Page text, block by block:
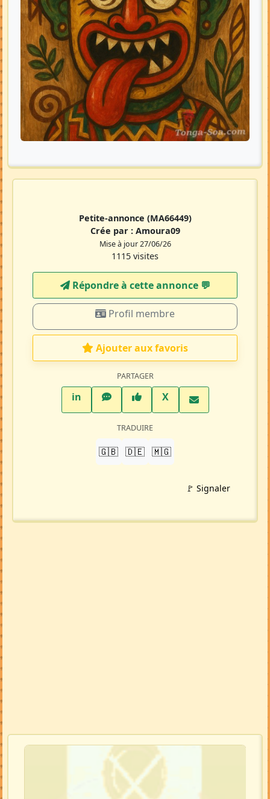
Petite-annonce (MA66449)
Crée par : Amoura09
Mise à jour 27/06/26
1115 visites
Répondre à cette annonce 💬​
Profil membre
Ajouter aux favoris
PARTAGER
inLinkedInWhatsAppFacebook
XTwitter X
TRADUIRE
🇬🇧 🇩🇪 🇲🇬
🚩 Signaler